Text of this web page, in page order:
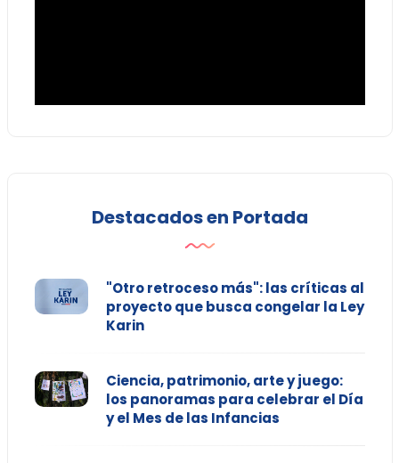
Destacados en Portada
"Otro retroceso más": las críticas al
proyecto que busca congelar la Ley
Karin
Ciencia, patrimonio, arte y juego:
los panoramas para celebrar el Día
y el Mes de las Infancias